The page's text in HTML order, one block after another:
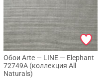
Обои Arte — LINE — Elephant
72749A (коллекция All
Naturals)